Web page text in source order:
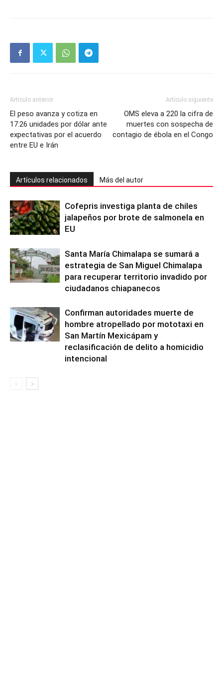
Artículo anterior
El peso avanza y cotiza en
17.26 unidades por dólar ante
expectativas por el acuerdo
entre EU e Irán
Artículo siguiente
OMS eleva a 220 la cifra de
muertes con sospecha de
contagio de ébola en el Congo
Artículos relacionados Más del autor
Cofepris investiga planta de chiles
jalapeños por brote de salmonela en
EU
Santa María Chimalapa se sumará a
estrategia de San Miguel Chimalapa
para recuperar territorio invadido por
ciudadanos chiapanecos
Confirman autoridades muerte de
hombre atropellado por mototaxi en
San Martín Mexicápam y
reclasificación de delito a homicidio
intencional